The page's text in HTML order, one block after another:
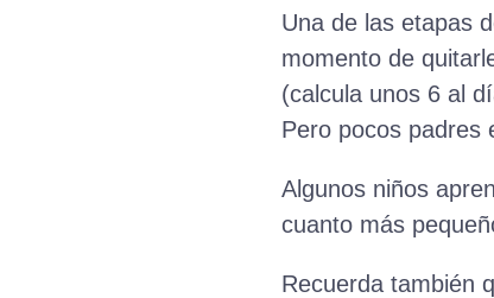
Una de las etapas
momento de
(calcula unos 6 al
Pero pocos padres
Algunos niños
cuanto más
Recuerda también